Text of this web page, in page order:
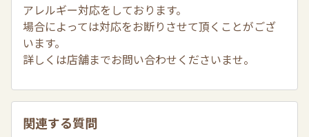
アレルギー対応をしております。
場合によっては対応をお断りさせて頂くことがござ
います。
詳しくは店舗までお問い合わせくださいませ。
関連する質問